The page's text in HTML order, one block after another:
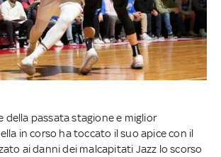
della passata stagione e miglior
in corso ha toccato il suo apice con il
ai danni dei malcapitati Jazz lo scorso